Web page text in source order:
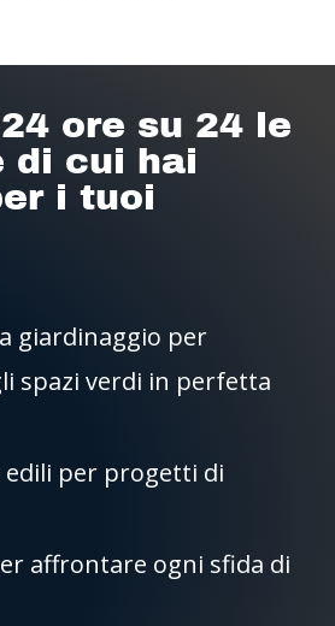
ore su 24 le
di cui hai
i tuoi
giardinaggio per
spazi verdi in perfetta
per progetti di
affrontare ogni sfida di